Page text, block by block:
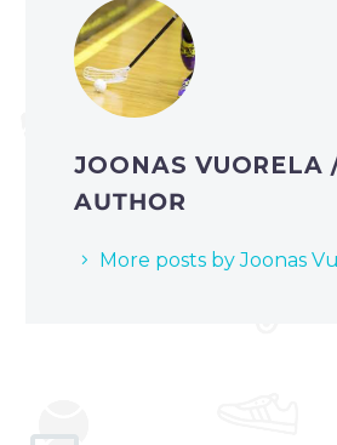
JOONAS VUORELA
AUTHOR
More posts by Joonas